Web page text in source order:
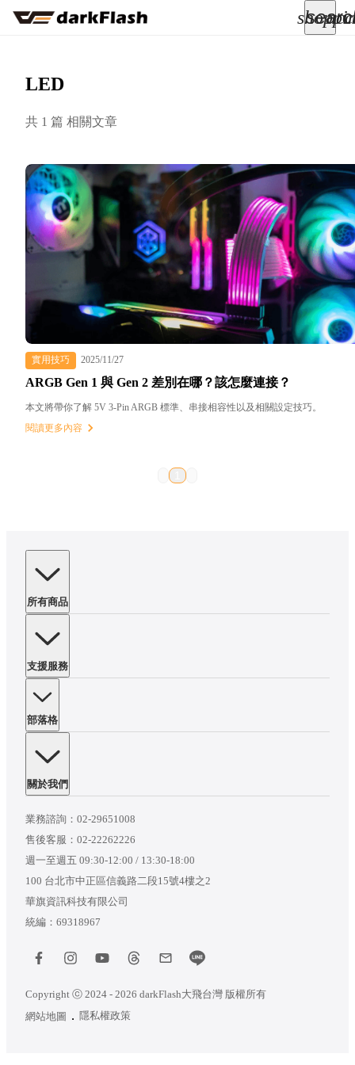
所有商品
keyboard_arrow_down
keyboard_arrow_down
部落格
keyboard_arrow_down
快速詢價
成為經銷商
LED
共 1 篇 相關文章
實用技巧 2025/11/27
ARGB Gen 1 與 Gen 2 差別在哪？該怎麼連接？
本文將帶你了解 5V 3-Pin ARGB 標準、串接相容性以及相關設定技巧。
閱讀更多內容
所有商品
支援服務
部落格
關於我們
業務諮詢： 02-29651008
售後客服： 02-22262226
週一至週五 09:30-12:00 / 13:30-18:00
100 台北市中正區信義路二段15號4樓之2
華旗資訊科技有限公司
統編：69318967
Copyright ⓒ 2024 - 2026 darkFlash大飛台灣 版權所有
網站地圖
隱私權政策